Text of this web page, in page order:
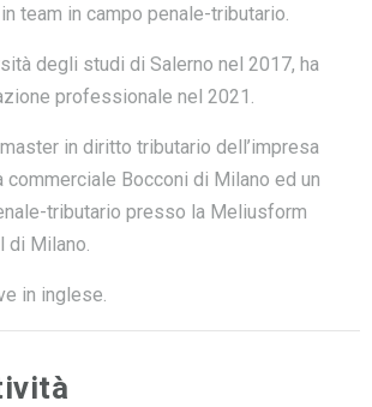
team in campo penale-tributario.
degli studi di Salerno nel 2017, ha
professionale nel 2021.
in diritto tributario dell’impresa
commerciale Bocconi di Milano ed un
tributario presso la Meliusform
di Milano.
in inglese.